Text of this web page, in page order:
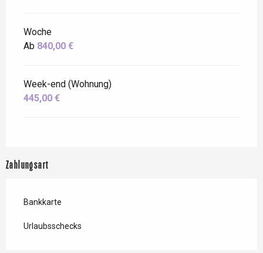
Woche
Ab 840,00 €
Week-end (Wohnung)
445,00 €
Zahlungsart
Bankkarte
Urlaubsschecks